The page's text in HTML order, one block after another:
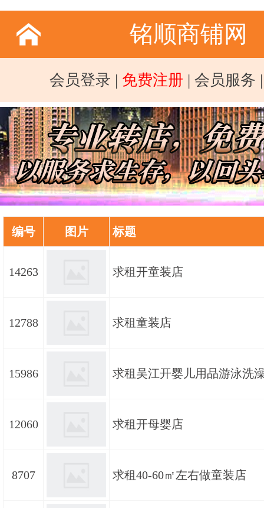
铭顺商铺网
会员登录 | 免费注册 | 会员服务
编号 图片 标题
14263 求租开童装店
12788 求租童装店
15986 求租吴江开婴儿用品游泳洗
12060 求租开母婴店
8707 求租40-60㎡左右做童装店